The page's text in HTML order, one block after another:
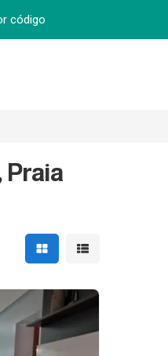
Praia
Mostrar resultados em
Mostrar